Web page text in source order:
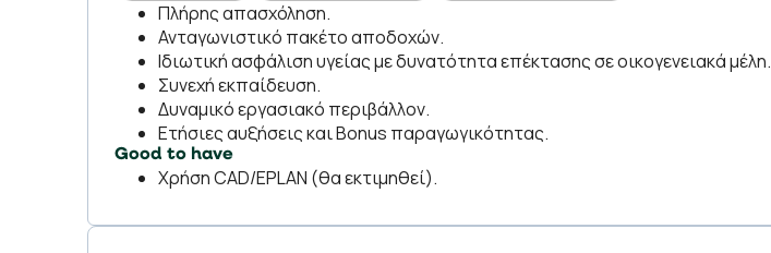
Πλήρης απασχόληση.
Ανταγωνιστικό πακέτο αποδοχών.
Ιδιωτική ασφάλιση υγείας με δυνατότητα επέκτασης σε οικογενειακά μέλη.
Συνεχή εκπαίδευση.
Δυναμικό εργασιακό περιβάλλον.
Ετήσιες αυξήσεις και Bonus παραγωγικότητας.
Good to have
Χρήση CAD/EPLAN (θα εκτιμηθεί).